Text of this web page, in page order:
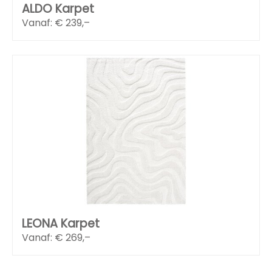
ALDO Karpet
Vanaf: € 239,–
LEONA Karpet
Vanaf: € 269,–